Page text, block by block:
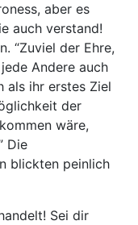
aber es
auch verstand!
“Zuviel der Ehre,
Andere auch
als ihr erstes Ziel
der
wäre,
Die
blickten peinlich
Sei dir